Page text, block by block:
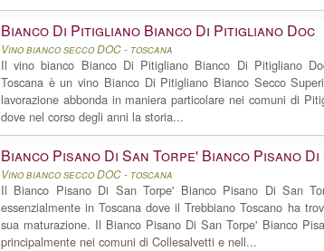
Bianco Di Pitigliano Bianco Di Pitigliano Doc
Vino bianco secco DOC - toscana
Il vino bianco Bianco Di Pitigliano Bianco Di Pitigliano
Toscana è un vino Bianco Di Pitigliano Bianco Secco
lavorazione abbonda in maniera particolare nei comuni di
dove nel corso degli anni la storia...
Bianco Pisano Di San Torpe' Bianco Pisano
Vino bianco secco DOC - toscana
Il Bianco Pisano Di San Torpe' Bianco Pisano Di San
essenzialmente in Toscana dove il Trebbiano Toscano ha
sua maturazione. Il Bianco Pisano Di San Torpe' Bianco
principalmente nei comuni di Collesalvetti e nell...